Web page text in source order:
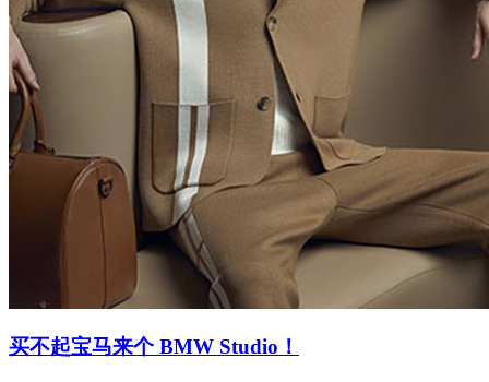
买不起宝马来个 BMW Studio！